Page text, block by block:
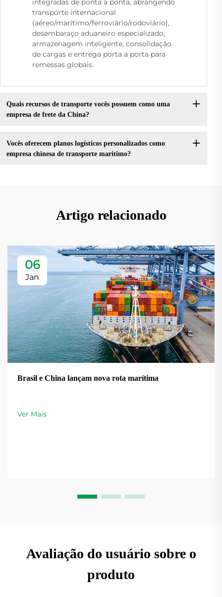
integradas de ponta a ponta, abrangendo
transporte internacional
(aéreo/marítimo/ferroviário/rodoviário),
desembaraço aduaneiro especializado,
armazenagem inteligente, consolidação
de cargas e entrega porta a porta para
remessas globais.
Quais recursos de transporte vocês possuem como uma
empresa de frete da China?
Vocês oferecem planos logísticos personalizados como
empresa chinesa de transporte marítimo?
Artigo relacionado
06
Jan
Brasil e China lançam nova rota marítima
Ver Mais
Avaliação do usuário sobre o
produto